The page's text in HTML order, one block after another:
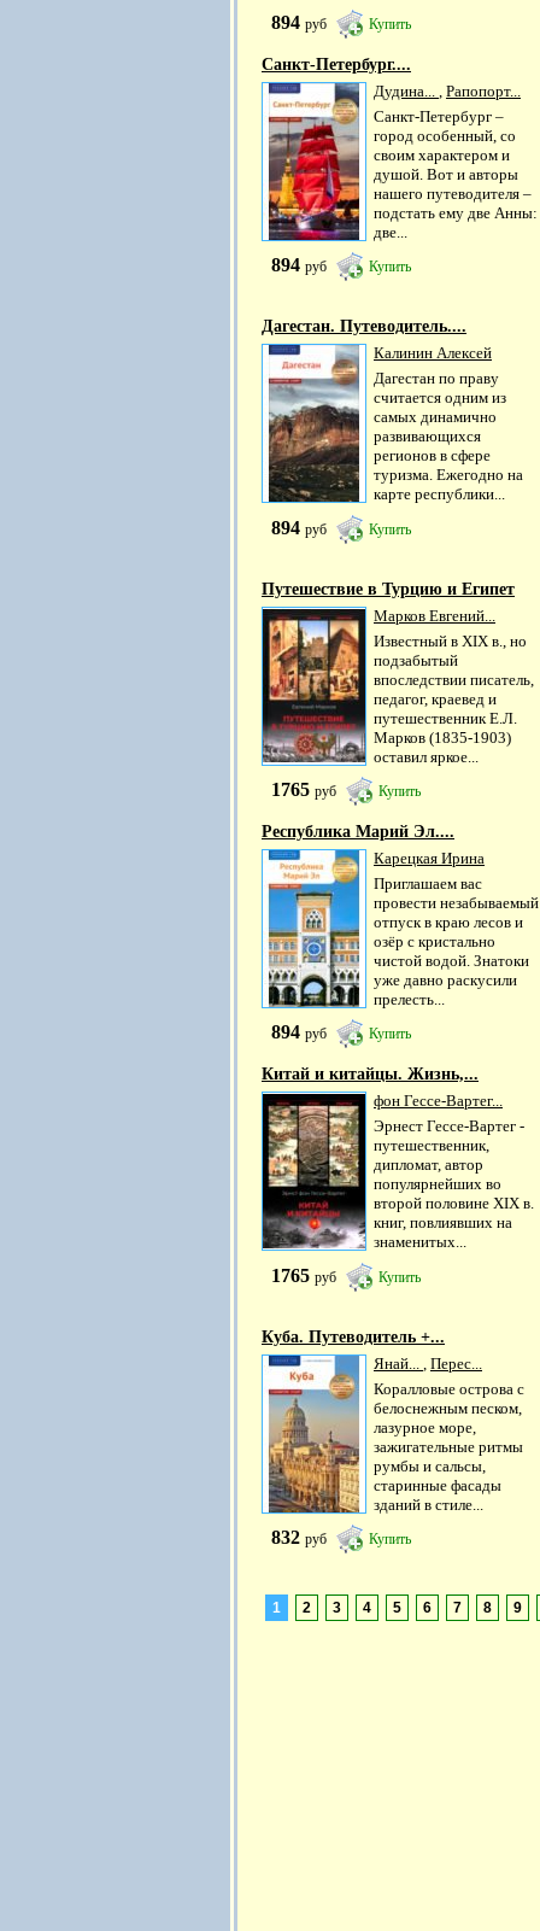
894 руб Купить
Cанкт-Петербург....
Дудина...
Рапопорт...
Санкт-Петербург –
город особенный, со
своим характером и
душой. Вот и авторы
нашего путеводителя –
подстать ему две Анны:
две...
894 руб Купить
Дагестан. Путеводитель....
Калинин Алексей
Дагестан по праву
считается одним из
самых динамично
развивающихся
регионов в сфере
туризма. Ежегодно на
карте республики...
894 руб Купить
Путешествие в Турцию и Египет
Марков Евгений...
Известный в XIX в., но
подзабытый
впоследствии писатель,
педагог, краевед и
путешественник Е.Л.
Марков (1835-1903)
оставил яркое...
1765 руб Купить
Республика Марий Эл....
Карецкая Ирина
Приглашаем вас
провести незабываемый
отпуск в краю лесов и
озёр с кристально
чистой водой. Знатоки
уже давно раскусили
прелесть...
894 руб Купить
Китай и китайцы. Жизнь,...
фон Гессе-Вартег...
Эрнест Гессе-Вартег -
путешественник,
дипломат, автор
популярнейших во
второй половине XIX в.
книг, повлиявших на
знаменитых...
1765 руб Купить
Куба. Путеводитель +...
Янай...
Перес...
Коралловые острова с
белоснежным песком,
лазурное море,
зажигательные ритмы
румбы и сальсы,
старинные фасады
зданий в стиле...
832 руб Купить
1 2 3 4 5 6 7 8 9